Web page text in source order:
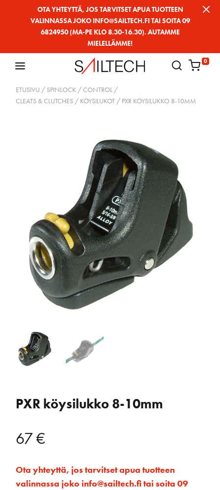
OTA YHTEYTTÄ, JOS TARVITSET APUA TUOTTEEN
VALINNASSA JOKO INFO@SAILTECH.FI TAI SOITA 09
6824950 (MA-PE KLO 8.30-16.30). AUTAMME
MIELELLÄMME!
0
ETUSIVU / SPINLOCK /CONTROL /
CLEATS & CLUTCHES / KÖYSILUKOT / PXR KÖYSILUKKO 8-10MM
PXR köysilukko 8-10mm
67€
Ota yhteyttä, jos tarvitset apua tuotteen
valinnassa joko info@sailtech.fi tai soita 09